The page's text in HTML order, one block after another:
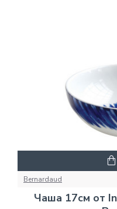
Bernardaud
Чаша 17см от